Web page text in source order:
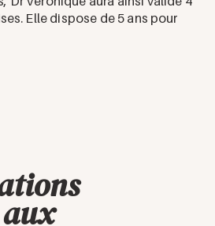
Elle dispose de 5 ans pour